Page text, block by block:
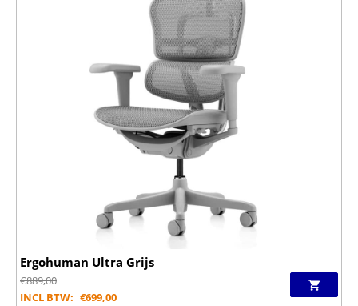
Ergohuman Ultra Grijs
€889,00
INCL BTW: €699,00